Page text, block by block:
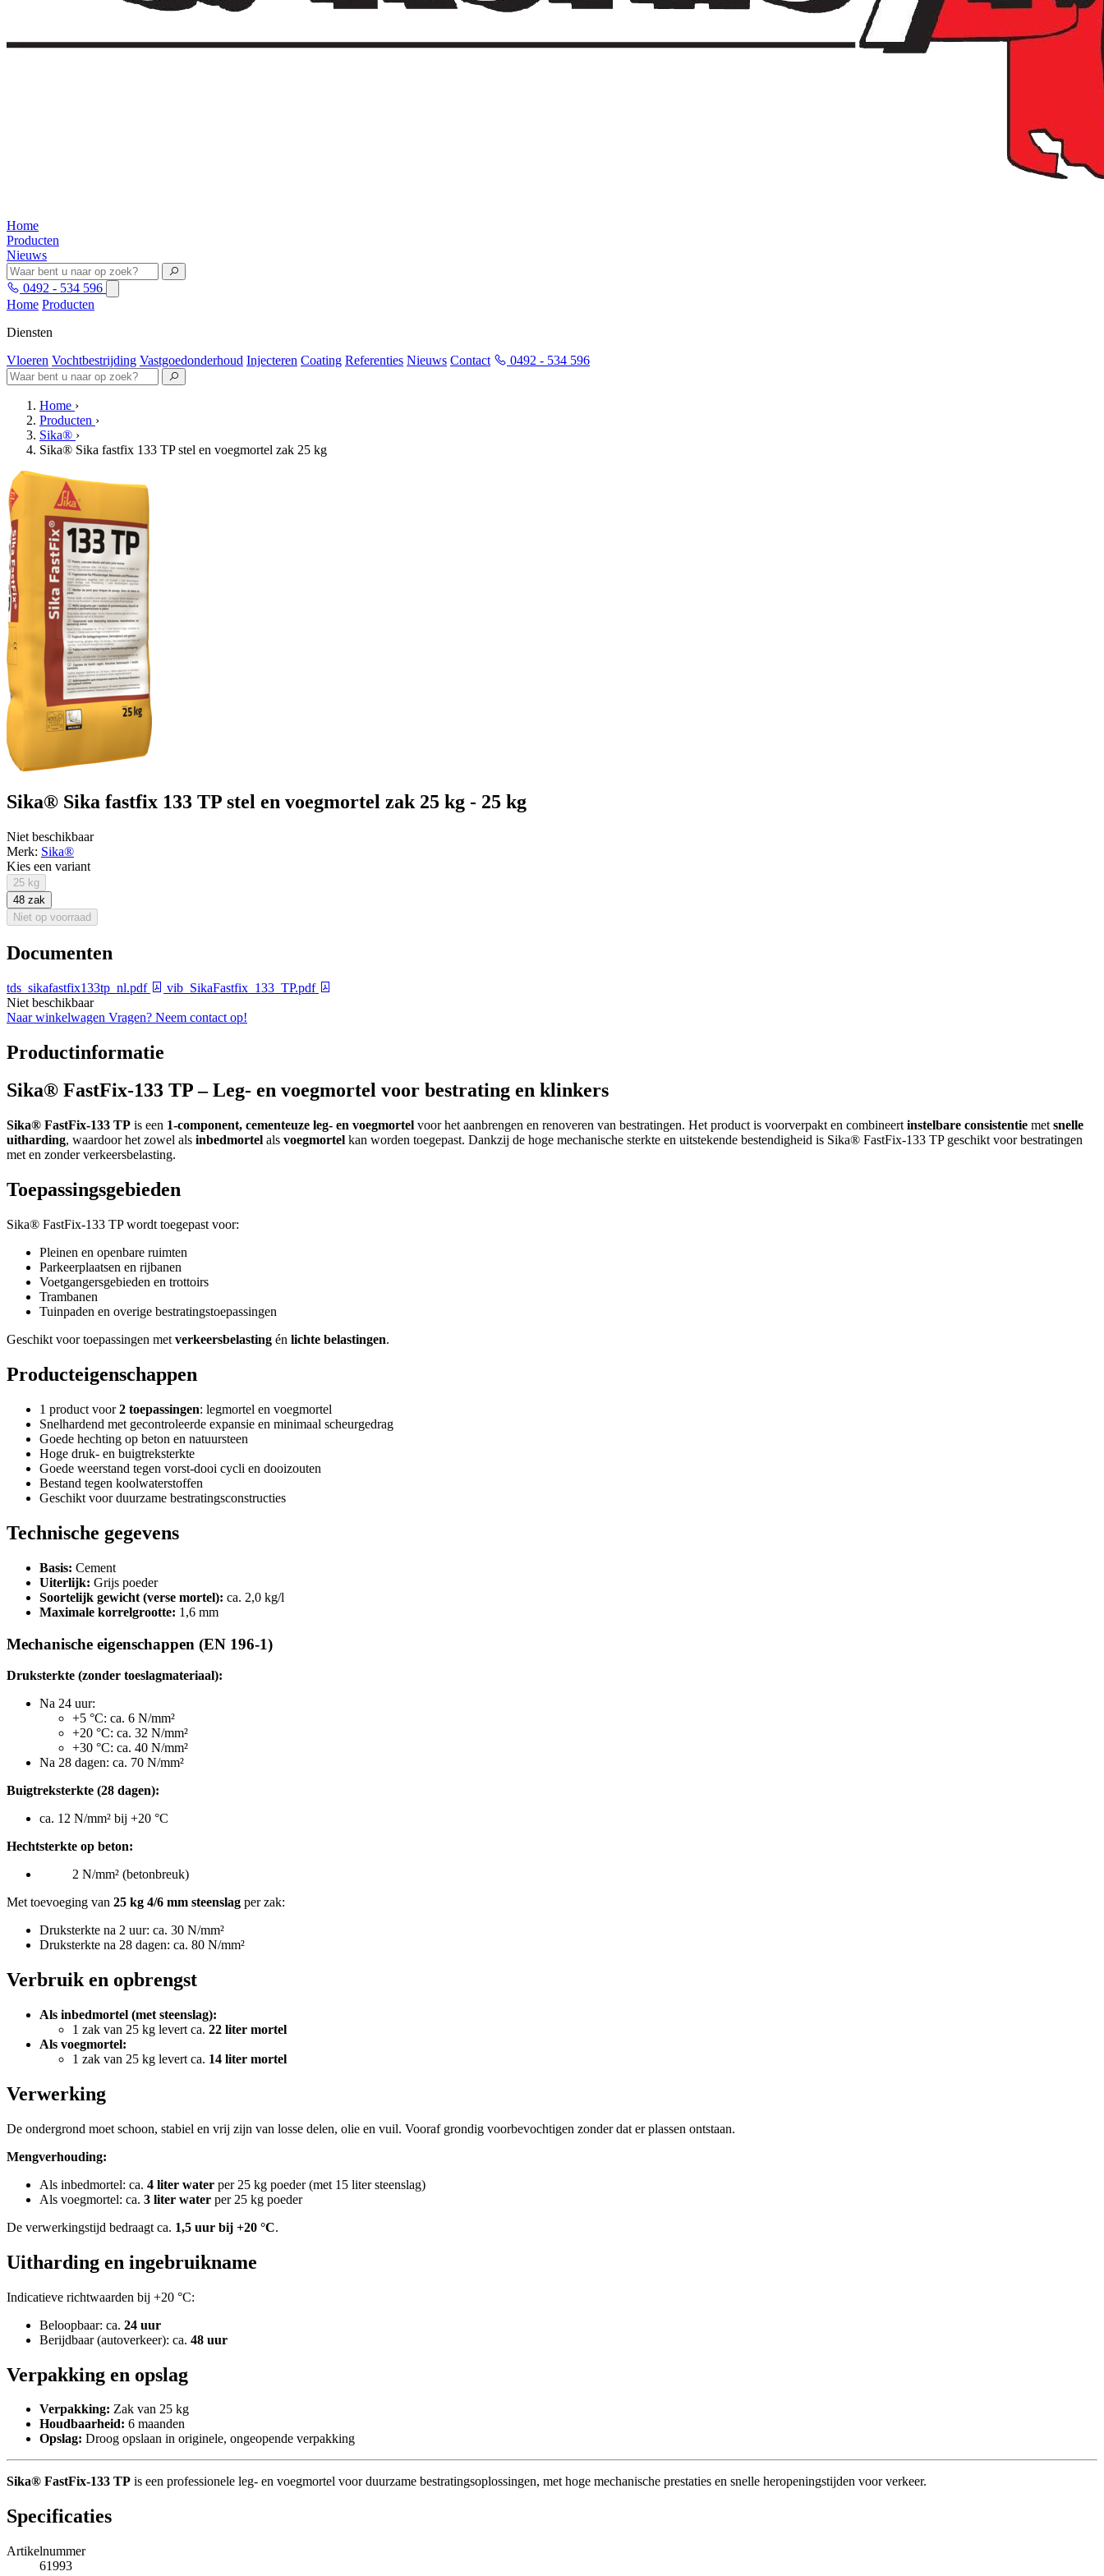
Home
Producten
Nieuws
0492 - 534 596
Home Producten
Diensten
Vloeren Vochtbestrijding Vastgoedonderhoud Injecteren Coating Referenties Nieuws Contact 0492 - 534 596
Home ›
Producten ›
Sika® ›
Sika® Sika fastfix 133 TP stel en voegmortel zak 25 kg
Sika® Sika fastfix 133 TP stel en voegmortel zak 25 kg - 25 kg
Niet beschikbaar
Merk: Sika®
Kies een variant
25 kg
48 zak
Niet op voorraad
Documenten
tds_sikafastfix133tp_nl.pdf
vib_SikaFastfix_133_TP.pdf
Niet beschikbaar
Naar winkelwagen Vragen? Neem contact op!
Productinformatie
Sika® FastFix-133 TP – Leg- en voegmortel voor bestrating en klinkers
Sika® FastFix-133 TP is een 1-component, cementeuze leg- en voegmortel voor het aanbrengen en renoveren van bestratingen. Het product is voorverpakt en combineert instelbare consistentie met snelle
uitharding, waardoor het zowel als inbedmortel als voegmortel kan worden toegepast. Dankzij de hoge mechanische sterkte en uitstekende bestendigheid is Sika® FastFix-133 TP geschikt voor bestratingen
met en zonder verkeersbelasting.
Toepassingsgebieden
Sika® FastFix-133 TP wordt toegepast voor:
Pleinen en openbare ruimten
Parkeerplaatsen en rijbanen
Voetgangersgebieden en trottoirs
Trambanen
Tuinpaden en overige bestratingstoepassingen
Geschikt voor toepassingen met verkeersbelasting én lichte belastingen.
Producteigenschappen
1 product voor2 toepassingen: legmortel en voegmortel
Snelhardend met gecontroleerde expansie en minimaal scheurgedrag
Goede hechting op beton en natuursteen
Hoge druk- en buigtreksterkte
Goede weerstand tegen vorst-dooi cycli en dooizouten
Bestand tegen koolwaterstoffen
Geschikt voor duurzame bestratingsconstructies
Technische gegevens
Basis: Cement
Uiterlijk: Grijs poeder
Soortelijk gewicht (verse mortel): ca. 2,0 kg/l
Maximale korrelgrootte: 1,6 mm
Mechanische eigenschappen (EN 196-1)
Druksterkte (zonder toeslagmateriaal):
Na 24 uur:
+5 °C: ca. 6 N/mm²
+20 °C: ca. 32 N/mm²
+30 °C: ca. 40 N/mm²
Na 28 dagen: ca. 70 N/mm²
Buigtreksterkte (28 dagen):
ca. 12 N/mm² bij +20 °C
Hechtsterkte op beton:
2 N/mm² (betonbreuk)
Met toevoeging van 25 kg 4/6 mm steenslag per zak:
Druksterkte na 2 uur: ca. 30 N/mm²
Druksterkte na 28 dagen: ca. 80 N/mm²
Verbruik en opbrengst
Als inbedmortel (met steenslag):
1 zak van 25 kg levert ca. 22 liter mortel
Als voegmortel:
1 zak van 25 kg levert ca. 14 liter mortel
Verwerking
De ondergrond moet schoon, stabiel en vrij zijn van losse delen, olie en vuil. Vooraf grondig voorbevochtigen zonder dat er plassen ontstaan.
Mengverhouding:
Als inbedmortel: ca. 4 liter water per 25 kg poeder (met 15 liter steenslag)
Als voegmortel: ca. 3 liter water per 25 kg poeder
De verwerkingstijd bedraagt ca. 1,5 uur bij +20 °C.
Uitharding en ingebruikname
Indicatieve richtwaarden bij +20 °C:
Beloopbaar: ca. 24 uur
Berijdbaar (autoverkeer): ca. 48 uur
Verpakking en opslag
Verpakking: Zak van 25 kg
Houdbaarheid: 6 maanden
Opslag: Droog opslaan in originele, ongeopende verpakking
Sika® FastFix-133 TP is een professionele leg- en voegmortel voor duurzame bestratingsoplossingen, met hoge mechanische prestaties en snelle heropeningstijden voor verkeer.
Specificaties
Artikelnummer
61993